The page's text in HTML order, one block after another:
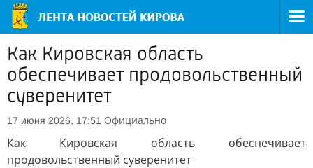
Как Кировская область
обеспечивает продовольственный
суверенитет
17 июня 2026, 17:51 Официально
Как Кировская область обеспечивает
продовольственный суверенитет